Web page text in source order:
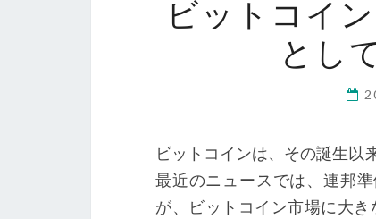
ビットコイ
とし
ビットコインは、その誕生以
最近のニュースでは、連邦
が、ビットコイン市場に大